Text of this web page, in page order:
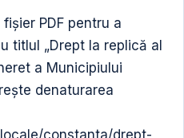
PDF pentru a
titlul „Drept la replică al
a Municipiului
denaturarea
constanta/drept-